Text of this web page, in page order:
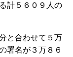
計５６０９人の
と合わせて５万
署名が３万８６